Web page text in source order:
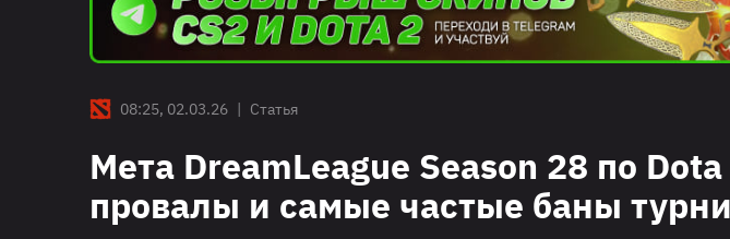
08:25, 02.03.26 | Статья
Мета DreamLeague Season 28 по
провалы и самые частые баны